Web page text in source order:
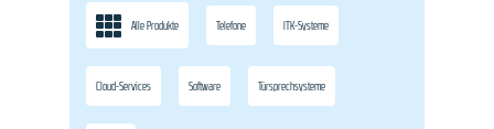
Alle Produkte Telefone ITK-Systeme
Cloud-Services Software Türsprechsysteme